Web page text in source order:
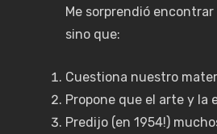
Me sorprendió
sino que:
Cuestiona nuestro
Propone que el arte y
Predijo (en 1954!)